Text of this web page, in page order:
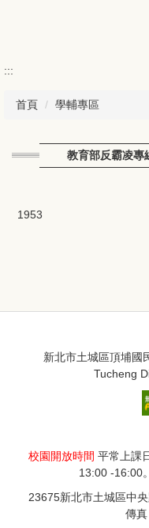
English
:::
首頁 學輔專區
教育部反霸凌專
1953
新北市土城區頂埔
Tucheng
校園開放時間 平常上課
13:00 -16:00
23675新北市土城區中
傳